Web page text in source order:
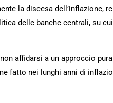
la discesa dell’inflazione,
delle banche centrali, su
affidarsi a un approccio
fatto nei lunghi anni di